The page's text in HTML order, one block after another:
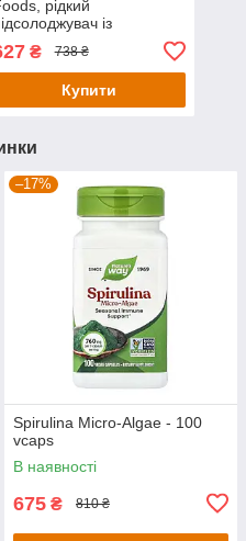
рідкий
із
французької ванілі,
мл
₴ 738 ₴
Купити
–17%
Spirulina Micro-Algae - 100
vcaps
В наявності
675 ₴ 810 ₴